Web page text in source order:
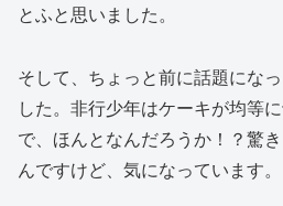
とふと思いました。
そして、ちょっと前に話題にな
した。非行少年はケーキが均等
で、ほんとなんだろうか！？驚
んですけど、気になっています。